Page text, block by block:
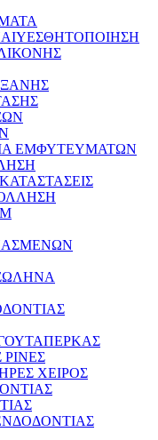
ΕΜΦΥΤΕΥΜΑΤΩΝ
ΧΕΙΡΟΣ